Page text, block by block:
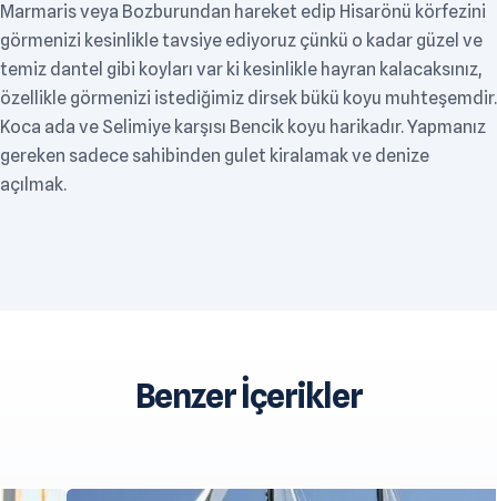
Marmaris veya Bozburundan hareket edip Hisarönü körfezini
görmenizi kesinlikle tavsiye ediyoruz çünkü o kadar güzel ve
temiz dantel gibi koyları var ki kesinlikle hayran kalacaksınız,
özellikle görmenizi istediğimiz dirsek bükü koyu muhteşemdir.
Koca ada ve Selimiye karşısı Bencik koyu harikadır. Yapmanız
gereken sadece sahibinden gulet kiralamak ve denize
açılmak.
Benzer İçerikler